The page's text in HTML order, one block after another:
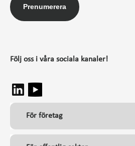
Prenumerera
Följ oss i våra sociala kanaler!
För företag